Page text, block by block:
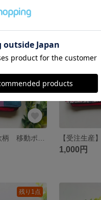
1,000円
残り1点